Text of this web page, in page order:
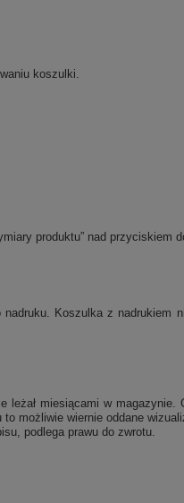
koszulki.
produktu” nad przyciskiem
Koszulka z nadrukiem
miesiącami w magazynie.
możliwie wiernie oddane
podlega prawu do zwrotu.